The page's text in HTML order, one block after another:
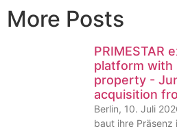
More Posts
PRIMESTAR
platform with
property -
acquisition
Berlin, 10. Juli
baut ihre Präsenz